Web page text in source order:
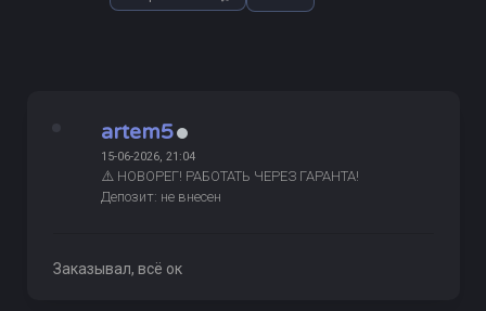
artem5
15-06-2026, 21:04
⚠️ НОВОРЕГ! РАБОТАТЬ ЧЕРЕЗ ГАРАНТА!
Депозит: не внесен
Заказывал, всё ок